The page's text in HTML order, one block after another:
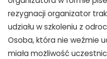
TAK, JESTEM
Nie jestem
rezygnacji organizator
udziału w szkoleniu z
Osoba, która nie weźmie
miała możliwość